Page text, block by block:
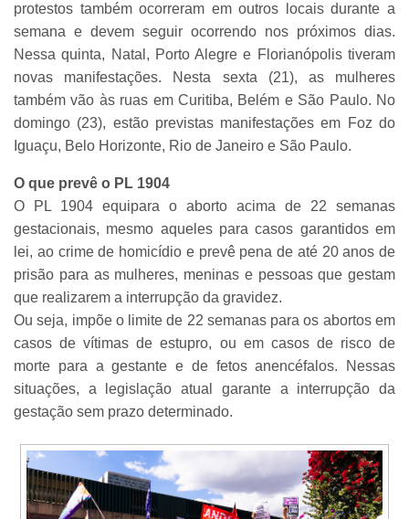
protestos também ocorreram em outros locais durante a
semana e devem seguir ocorrendo nos próximos dias.
Nessa quinta, Natal, Porto Alegre e Florianópolis tiveram
novas manifestações. Nesta sexta (21), as mulheres
também vão às ruas em Curitiba, Belém e São Paulo. No
domingo (23), estão previstas manifestações em Foz do
Iguaçu, Belo Horizonte, Rio de Janeiro e São Paulo.
O que prevê o PL 1904
O PL 1904 equipara o aborto acima de 22 semanas
gestacionais, mesmo aqueles para casos garantidos em
lei, ao crime de homicídio e prevê pena de até 20 anos de
prisão para as mulheres, meninas e pessoas que gestam
que realizarem a interrupção da gravidez.
Ou seja, impõe o limite de 22 semanas para os abortos em
casos de vítimas de estupro, ou em casos de risco de
morte para a gestante e de fetos anencéfalos. Nessas
situações, a legislação atual garante a interrupção da
gestação sem prazo determinado.